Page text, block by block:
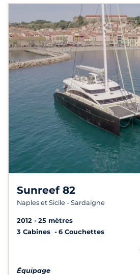
Sunreef 82
Naples et Sicile - Sardaigne
2012
25 mètres
3 Cabines
6 Couchettes
Équipage